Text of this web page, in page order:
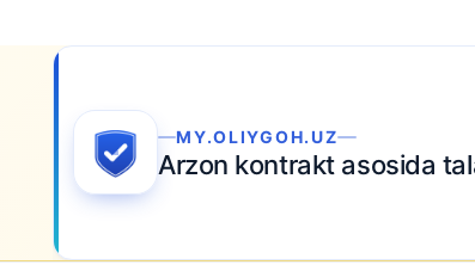
MY.OLIYGOH.UZ
Arzon kontrakt asosida